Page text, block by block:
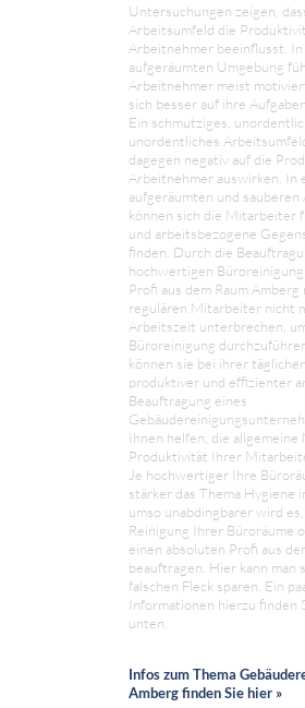
Untersuchungen zeigen,
Arbeitsumfeld die
Arbeitnehmer beeinflusst. In
aufgeräumten Umgebung
Arbeitnehmer meist
sich besser auf ihre
Ein schmutziges,
unordentliches
dagegen negativ auf die
Arbeitnehmer auswirken. In
aufgeräumten und
können sich die Mitarbeiter
und arbeitsbezogene
finden. Durch die
hochwertigen
Profi aus dem Raum Amberg
regulären Mitarbeiter nicht
Arbeitszeit unterbrechen,
Büroreinigung
können sie bei ihrer
produktiver und effizienter
Beauftragung eines
Ihnen helfen, die allgemeine
Produktivität Ihrer
Je hochwertiger Ihre
stärker das Thema Hygiene
umso unabdingbarer wird
Reinigung Ihrer Büroräume
einen absoluten Profi aus
beauftragen. Hier kann man
falschen Fleck sparen. Ein
Informationen hierzu finden
unten.
Infos zum Thema
Amberg finden Sie hier »